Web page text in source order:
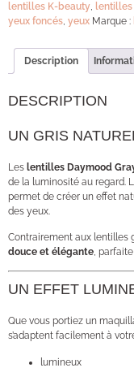
lentilles K-beauty, lentilles
yeux foncés, yeux Marque :
Description
DESCRIPTION
UN GRIS
Les lentilles Daymood
de la luminosité au regard.
permet de créer un effet
des yeux.
Contrairement aux lentilles
douce et élégante,
UN EFFET
Que vous portiez un
s’adaptent facilement à
lumineux